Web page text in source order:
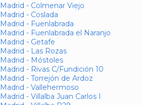
Madrid - Colmenar Viejo
Madrid - Coslada
Madrid - Fuenlabrada
Madrid - Fuenlabrada el Naranjo
Madrid - Getafe
Madrid - Las Rozas
Madrid - Móstoles
Madrid - Rivas C/Fundición 10
Madrid - Torrejón de Ardoz
Madrid - Vallehermoso
Madrid - Villalba Juan Carlos I